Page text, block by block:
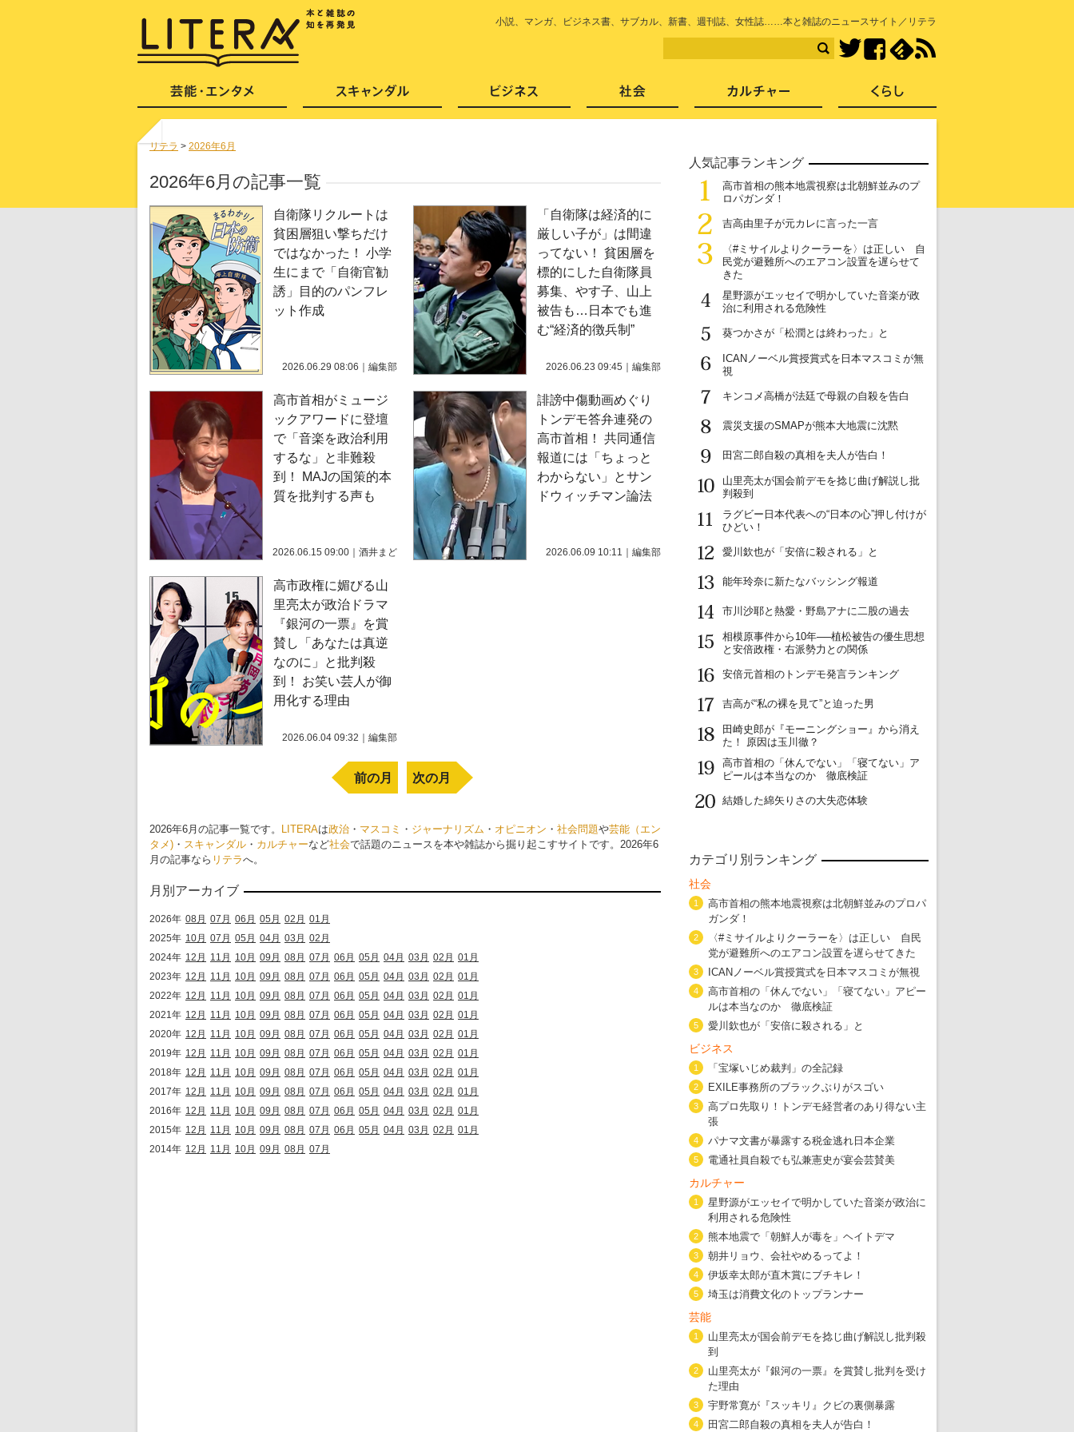
小説、 マンガ、 ビジネス書、 サブカル、 新書、 週刊誌、 女性誌……本と雑誌のニュースサイト／リテラ
TwitterFacebook
リテラ > 2026年6月
2026年6月の記事一覧
自衛隊リクルートは
貧困層狙い撃ちだけ
ではなかった！ 小学
生にまで「自衛官勧
誘」目的のパンフレ
ット作成
2026.06.29 08:06 編集部
「自衛隊は経済的に
厳しい子が」は間違
ってない！ 貧困層を
標的にした自衛隊員
募集、やす子、山上
被告も…日本でも進
む“経済的徴兵制”
2026.06.23 09:45 編集部
高市首相がミュージ
ックアワードに登壇
で「音楽を政治利用
するな」と非難殺
到！ MAJの国策的本
質を批判する声も
2026.06.15 09:00 酒井まど
誹謗中傷動画めぐり
トンデモ答弁連発の
高市首相！ 共同通信
報道には「ちょっと
わからない」とサン
ドウィッチマン論法
2026.06.09 10:11 編集部
高市政権に媚びる山
里亮太が政治ドラマ
『銀河の一票』を賞
賛し「あなたは真逆
なのに」と批判殺
到！ お笑い芸人が御
用化する理由
2026.06.04 09:32 編集部
前の月 次の月
2026年6月の記事一覧です。 LITERAは政治 ・ マスコミ ・ ジャーナリズム ・ オピニオン ・ 社会問題や芸能（エン
タメ) ・ スキャンダル ・ カルチャーなど社会で話題のニュースを本や雑誌から掘り起こすサイトです。2026年6
月の記事なら リテラへ。
月別アーカイブ
2026年 08月 07月 06月 05月 02月 01月
2025年 10月 07月 05月 04月 03月 02月
2024年 12月 11月 10月 09月 08月 07月 06月 05月 04月 03月 02月 01月
2023年 12月 11月 10月 09月 08月 07月 06月 05月 04月 03月 02月 01月
2022年 12月 11月 10月 09月 08月 07月 06月 05月 04月 03月 02月 01月
2021年 12月 11月 10月 09月 08月 07月 06月 05月 04月 03月 02月 01月
2020年 12月 11月 10月 09月 08月 07月 06月 05月 04月 03月 02月 01月
2019年 12月 11月 10月 09月 08月 07月 06月 05月 04月 03月 02月 01月
2018年 12月 11月 10月 09月 08月 07月 06月 05月 04月 03月 02月 01月
2017年 12月 11月 10月 09月 08月 07月 06月 05月 04月 03月 02月 01月
2016年 12月 11月 10月 09月 08月 07月 06月 05月 04月 03月 02月 01月
2015年 12月 11月 10月 09月 08月 07月 06月 05月 04月 03月 02月 01月
2014年 12月 11月 10月 09月 08月 07月
人気記事ランキング
1
高市首相の熊本地震視察は北朝鮮並みのプ
ロパガンダ！
2
吉高由里子が元カレに言った一言
3
〈#ミサイルよりクーラーを〉は正しい 自
民党が避難所へのエアコン設置を遅らせて
きた
4
星野源がエッセイで明かしていた音楽が政
治に利用される危険性
5
葵つかさが「松潤とは終わった」と
6
ICANノーベル賞授賞式を日本マスコミが無
視
7
キンコメ高橋が法廷で母親の自殺を告白
8
震災支援のSMAPが熊本大地震に沈黙
9
田宮二郎自殺の真相を夫人が告白！
10
山里亮太が国会前デモを捻じ曲げ解説し批
判殺到
11
ラグビー日本代表への“日本の心”押し付けが
ひどい！
12
愛川欽也が「安倍に殺される」と
13
能年玲奈に新たなバッシング報道
14
市川沙耶と熱愛・野島アナに二股の過去
15
相模原事件から10年──植松被告の優生思想
と安倍政権・右派勢力との関係
16
安倍元首相のトンデモ発言ランキング
17
吉高が“私の裸を見て”と迫った男
18
田崎史郎が『モーニングショー』から消え
た！ 原因は玉川徹？
19
高市首相の「休んでない」「寝てない」ア
ピールは本当なのか 徹底検証
20
結婚した綿矢りさの大失恋体験
カテゴリ別ランキング
社会
1
高市首相の熊本地震視察は北朝鮮並みのプロパ
ガンダ！
2
〈#ミサイルよりクーラーを〉は正しい 自民
党が避難所へのエアコン設置を遅らせてきた
3 ICANノーベル賞授賞式を日本マスコミが無視
4
高市首相の「休んでない」「寝てない」アピー
ルは本当なのか 徹底検証
5 愛川欽也が「安倍に殺される」と
ビジネス
1 「宝塚いじめ裁判」の全記録
2 EXILE事務所のブラックぶりがスゴい
3
高プロ先取り！トンデモ経営者のあり得ない主
張
4 パナマ文書が暴露する税金逃れ日本企業
5 電通社員自殺でも弘兼憲史が宴会芸賛美
カルチャー
1
星野源がエッセイで明かしていた音楽が政治に
利用される危険性
2 熊本地震で「朝鮮人が毒を」ヘイトデマ
3 朝井リョウ、会社やめるってよ！
4 伊坂幸太郎が直木賞にブチキレ！
5 埼玉は消費文化のトップランナー
芸能
1
山里亮太が国会前デモを捻じ曲げ解説し批判殺
到
2
山里亮太が『銀河の一票』を賞賛し批判を受け
た理由
3 宇野常寛が『スッキリ』クビの裏側暴露
4 田宮二郎自殺の真相を夫人が告白！
芸能・エンタメ スキャンダル 社会